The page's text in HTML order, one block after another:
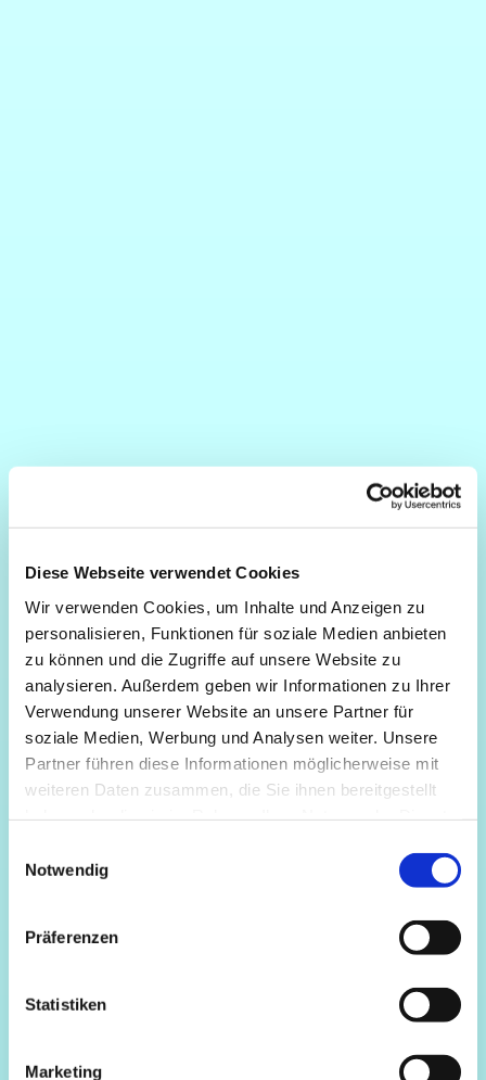
Diese Webseite verwendet Cookies
Wir verwenden Cookies, um Inhalte und Anzeigen zu
personalisieren, Funktionen für soziale Medien anbieten
zu können und die Zugriffe auf unsere Website zu
analysieren. Außerdem geben wir Informationen zu Ihrer
Verwendung unserer Website an unsere Partner für
soziale Medien, Werbung und Analysen weiter. Unsere
Partner führen diese Informationen möglicherweise mit
weiteren Daten zusammen, die Sie ihnen bereitgestellt
Notwendig
Präferenzen
Statistiken
Marketing